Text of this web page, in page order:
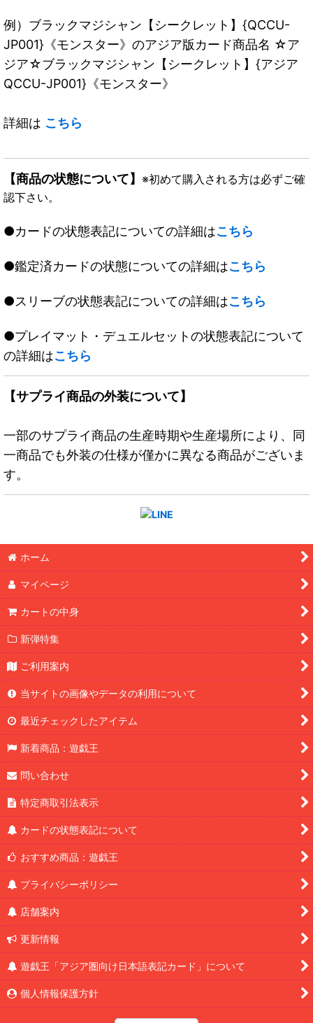
例）ブラックマジシャン【シークレット】{QCCU-
JP001}《モンスター》のアジア版カード商品名 ☆ア
ジア☆ブラックマジシャン【シークレット】{アジア
QCCU-JP001}《モンスター》
詳細は こちら
【商品の状態について】 ※初めて購入される方は必ずご確
認下さい。
●カードの状態表記についての詳細はこちら
●鑑定済カードの状態についての詳細はこちら
●スリーブの状態表記についての詳細はこちら
●プレイマット・デュエルセットの状態表記について
の詳細はこちら
【サプライ商品の外装について】
一部のサプライ商品の生産時期や生産場所により、同
一商品でも外装の仕様が僅かに異なる商品がございま
す。
ホーム
マイページ
カートの中身
新弾特集
ご利用案内
当サイトの画像やデータの利用について
最近チェックしたアイテム
新着商品：遊戯王
問い合わせ
特定商取引法表示
カードの状態表記について
おすすめ商品：遊戯王
プライバシーポリシー
店舗案内
更新情報
遊戯王「アジア圏向け日本語表記カード」について
個人情報保護方針